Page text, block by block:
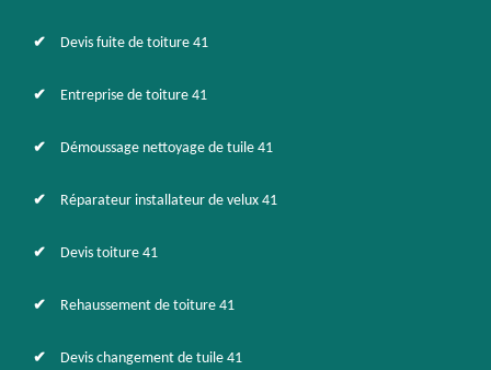
Devis fuite de toiture 41
Entreprise de toiture 41
Démoussage nettoyage de tuile 41
Réparateur installateur de velux 41
Devis toiture 41
Rehaussement de toiture 41
Devis changement de tuile 41